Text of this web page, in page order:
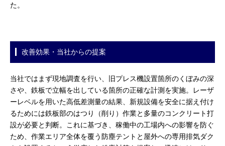
た。
改善効果・当社からの提案
当社ではまず現地調査を行い、旧プレス機設置箇所のくぼみの深
さや、鉄板で立幅を出している箇所の正確な計測を実施。レーザ
ーレベルを用いた高低差測量の結果、新規設備を安全に据え付け
るためには鉄板部のはつり（削り）作業と多量のコンクリート打
設が必要と判断。これに基づき、稼働中の工場内への影響を防ぐ
ため、作業エリア全体を覆う防塵テントと屋外への専用排気ダク